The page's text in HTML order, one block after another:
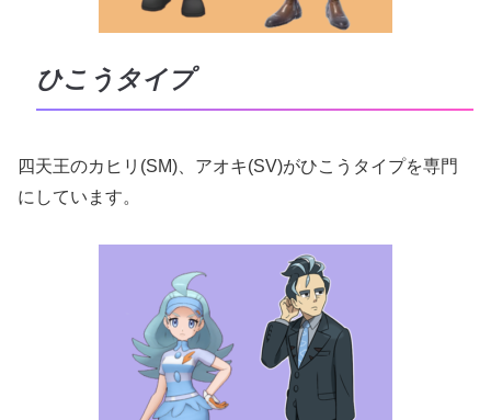
ひこうタイプ
四天王のカヒリ(SM)、アオキ(SV)がひこうタイプを専門
にしています。